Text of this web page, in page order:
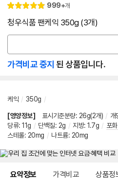
별
점
5.
0
리
999+개
청우식품 팬케익 350g (3개)
션
선
가격비교 중지 된 상품입니다.
케익 / 350g /
[영양정보] 표시기준분량: 26g(2개) / 개
당류: 11g / 단백질: 2g / 지방: 1.7g / 포
스테롤: 20mg / 나트륨: 20mg
요약정보 가격비교 상품정